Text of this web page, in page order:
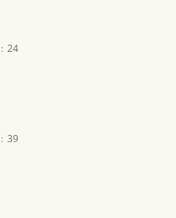
24
39